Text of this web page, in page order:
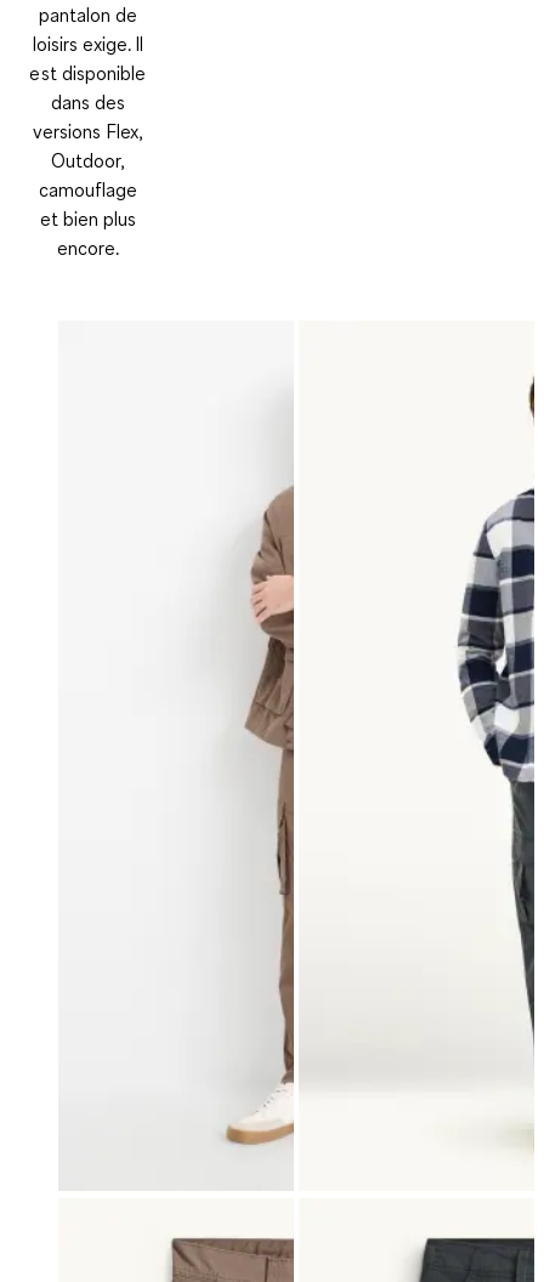
pantalon de
loisirs exige. Il
est disponible
dans des
versions Flex,
Outdoor,
camouflage
et bien plus
encore.